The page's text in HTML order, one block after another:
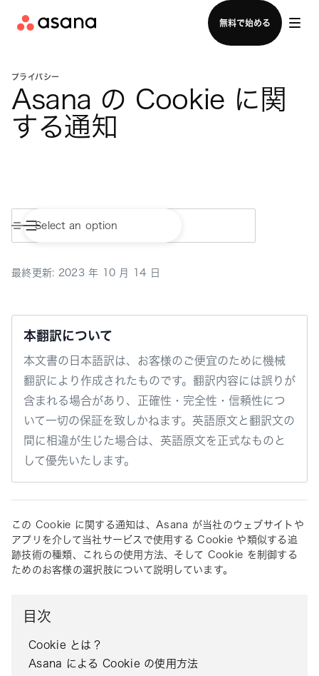
無料で始める
セールスチームに問い合わせる
プライバシー
Asana の Cookie に関
する通知
最終更新: 2023 年 10 月 14 日
本翻訳について
本文書の日本語訳は、お客様のご便宜のために機械
翻訳により作成されたものです。翻訳内容には誤りが
含まれる場合があり、正確性・完全性・信頼性につ
いて一切の保証を致しかねます。英語原文と翻訳文の
間に相違が生じた場合は、英語原文を正式なものと
して優先いたします。
この Cookie に関する通知は、Asana が当社のウェブサイトや
アプリを介して当社サービスで使用する Cookie や類似する追
跡技術の種類、これらの使用方法、そして Cookie を制御する
ためのお客様の選択肢について説明しています。
目次
Cookie とは？
Asana による Cookie の使用方法